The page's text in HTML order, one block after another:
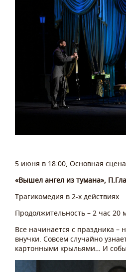
5 июня в 18:00, Основная
«Вышел ангел из тумана»,
Трагикомедия в 2-х действиях
Продолжительность – 2 час 20
Все начинается с праздника –
внучки. Совсем случайно
картонными крыльями… И